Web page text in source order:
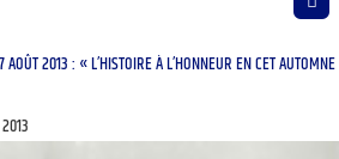
2013 : « L’HISTOIRE À L’HONNEUR EN CET AUTOMNE